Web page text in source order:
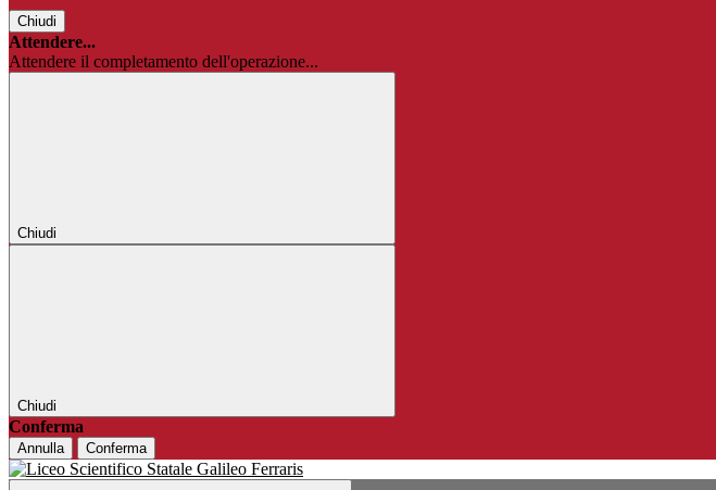
Chiudi
Attendere...
Attendere il completamento dell'operazione...
Chiudi
Chiudi
Conferma
Annulla Conferma